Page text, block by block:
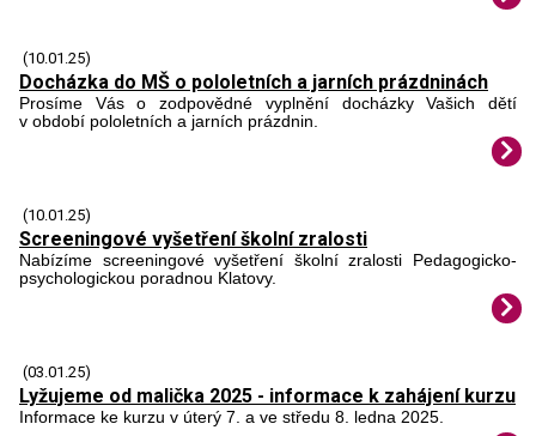
(10.01.25)
Docházka do MŠ o pololetních a jarních prázdninách
Prosíme Vás o zodpovědné vyplnění docházky Vašich dětí
v období pololetních a jarních prázdnin.
(10.01.25)
Screeningové vyšetření školní zralosti
Nabízíme screeningové vyšetření školní zralosti Pedagogicko-
psychologickou poradnou Klatovy.
(03.01.25)
Lyžujeme od malička 2025 - informace k zahájení kurzu
Informace ke kurzu v úterý 7. a ve středu 8. ledna 2025.